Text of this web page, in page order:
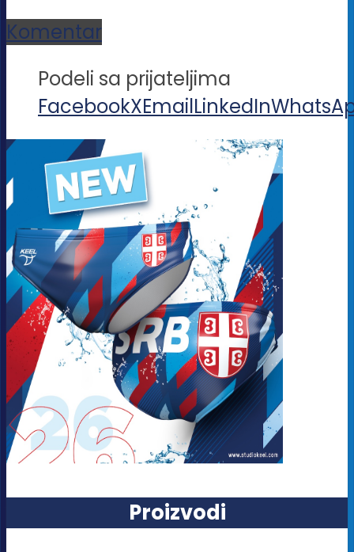
Komentar
Podeli sa prijateljima
FacebookXEmailLinkedIn
Proizvodi